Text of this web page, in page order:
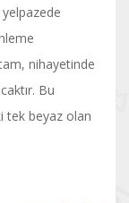
nihayetinde
Bu
tek beyaz olan